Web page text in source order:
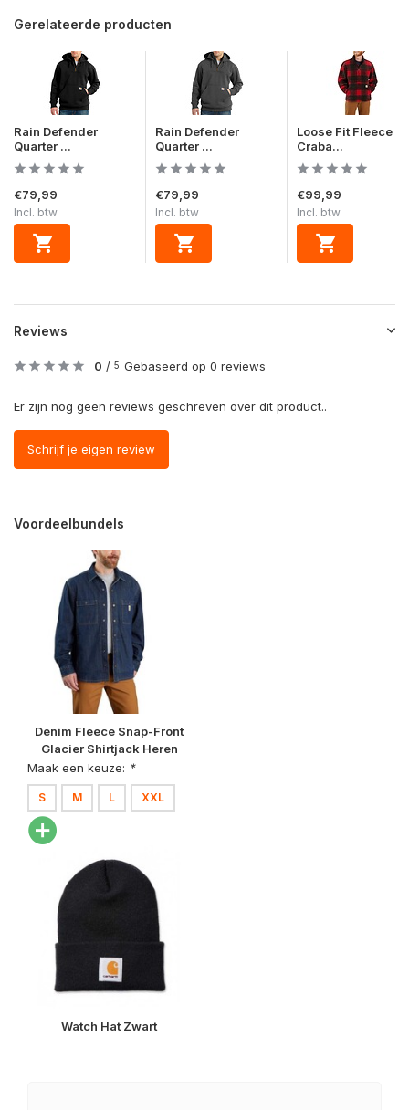
Gerelateerde producten
Rain Defender
Quarter ...
€79,99
Incl. btw
Rain Defender
Quarter ...
€79,99
Incl. btw
Loose Fit Fleece
Craba...
€99,99
Incl. btw
Reviews
0 / 5 Gebaseerd op 0 reviews
Er zijn nog geen reviews geschreven over dit product..
Schrijf je eigen review
Voordeelbundels
Denim Fleece Snap-Front
Glacier Shirtjack Heren
Maak een keuze: *
S M L XXL
Watch Hat Zwart